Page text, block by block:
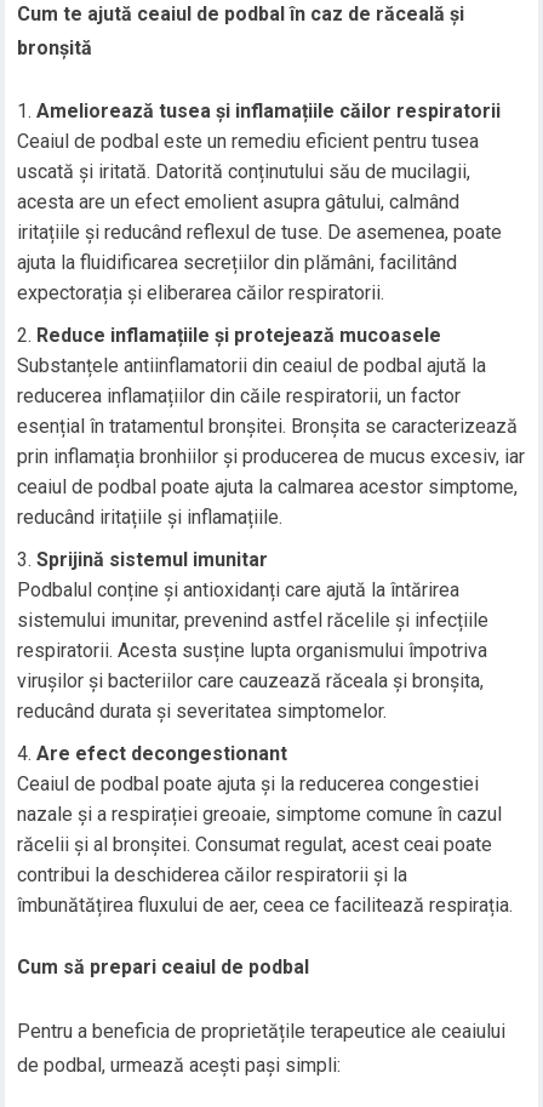
Cum te ajută ceaiul de podbal în caz de răceală și
bronșită
Ameliorează tusea și inflamațiile căilor respiratorii
Ceaiul de podbal este un remediu eficient pentru tusea
uscată și iritată. Datorită conținutului său de mucilagii,
acesta are un efect emolient asupra gâtului, calmând
iritațiile și reducând reflexul de tuse. De asemenea, poate
ajuta la fluidificarea secrețiilor din plămâni, facilitând
expectorația și eliberarea căilor respiratorii.
Reduce inflamațiile și protejează mucoasele
Substanțele antiinflamatorii din ceaiul de podbal ajută la
reducerea inflamațiilor din căile respiratorii, un factor
esențial în tratamentul bronșitei. Bronșita se caracterizează
prin inflamația bronhiilor și producerea de mucus excesiv, iar
ceaiul de podbal poate ajuta la calmarea acestor simptome,
reducând iritațiile și inflamațiile.
Sprijină sistemul imunitar
Podbalul conține și antioxidanți care ajută la întărirea
sistemului imunitar, prevenind astfel răcelile și infecțiile
respiratorii. Acesta susține lupta organismului împotriva
virușilor și bacteriilor care cauzează răceala și bronșita,
reducând durata și severitatea simptomelor.
Are efect decongestionant
Ceaiul de podbal poate ajuta și la reducerea congestiei
nazale și a respirației greoaie, simptome comune în cazul
răcelii și al bronșitei. Consumat regulat, acest ceai poate
contribui la deschiderea căilor respiratorii și la
îmbunătățirea fluxului de aer, ceea ce facilitează respirația.
Cum să prepari ceaiul de podbal
Pentru a beneficia de proprietățile terapeutice ale ceaiului
de podbal, urmează acești pași simpli: